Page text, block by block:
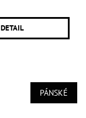
DETAIL
PÁNSKÉ